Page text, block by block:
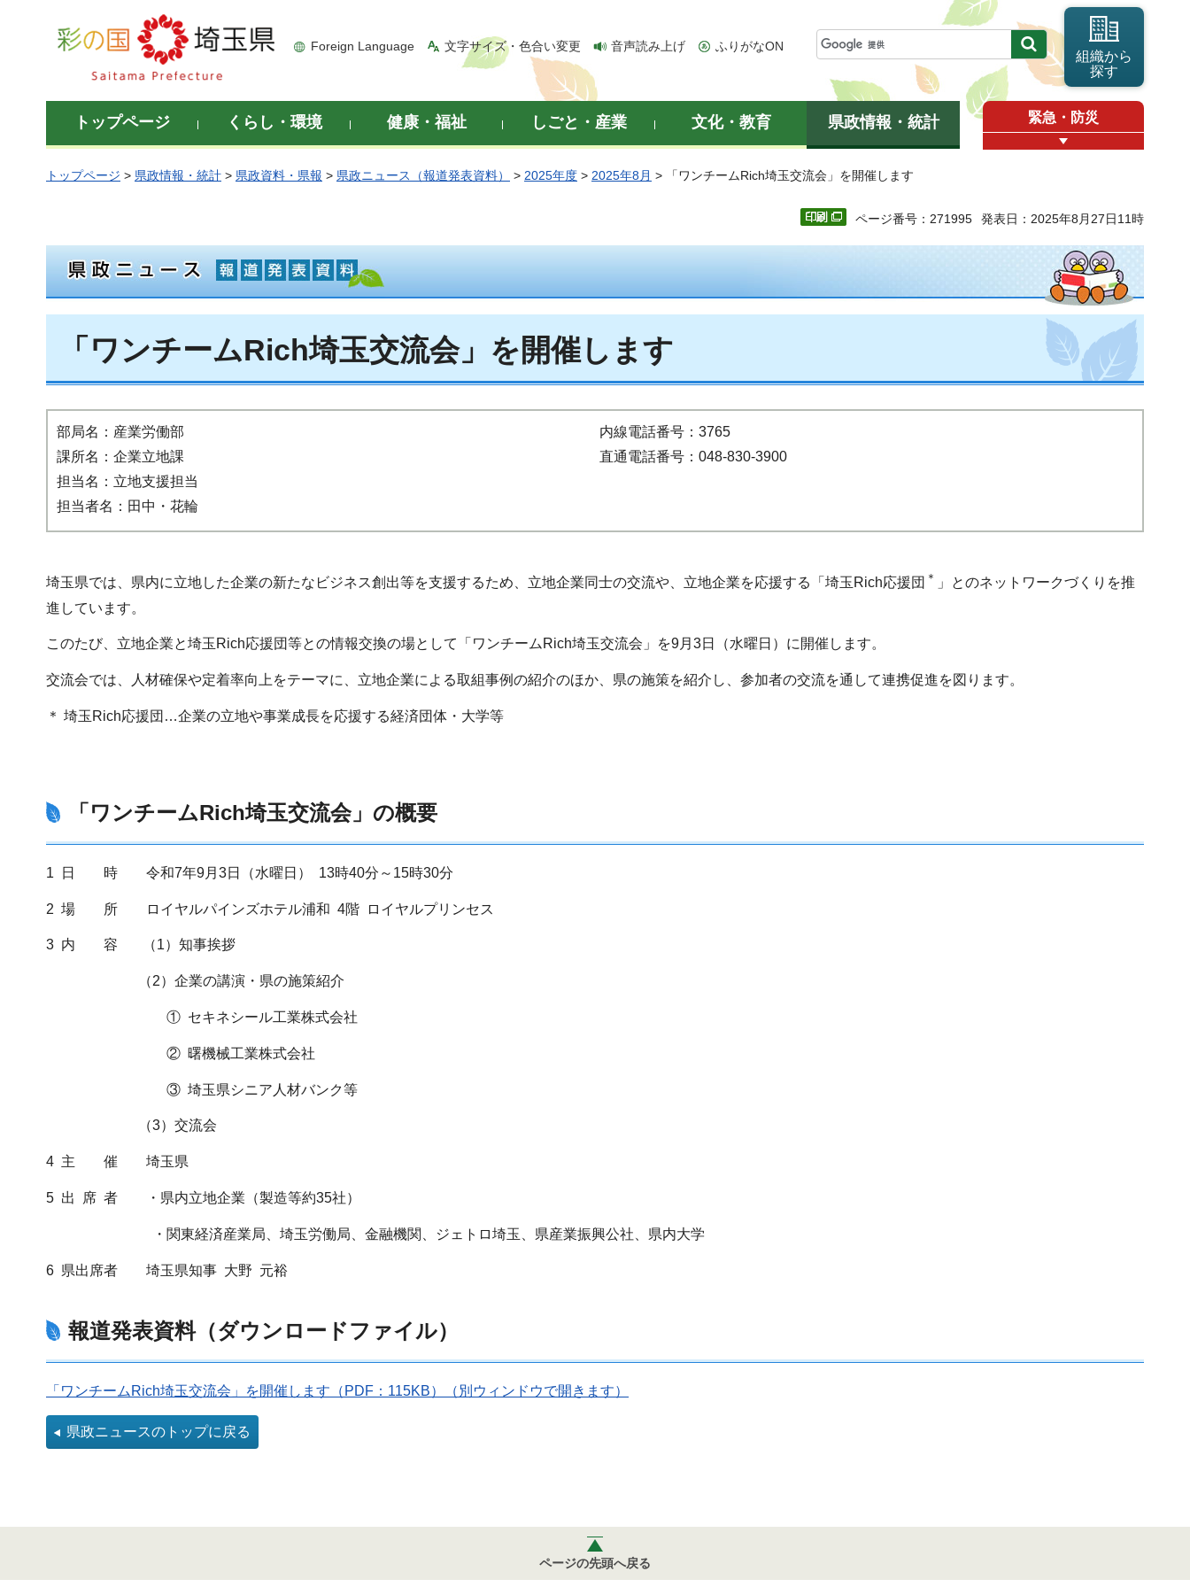
彩の国 埼玉県
Foreign Language 文字サイズ・色合い変更 音声読み上げ ふりがなON
組織から
探す
トップページ くらし・環境 健康・福祉 しごと・産業 文化・教育 県政情報・統計 緊急・防災
トップページ > 県政情報・統計 > 県政資料・県報 > 県政ニュース（報道発表資料） > 2025年度 > 2025年8月 > 「ワンチームRich埼玉交流会」を開催します
ページ番号：271995 発表日：2025年8月27日11時
「ワンチームRich埼玉交流会」を開催します
部局名：産業労働部
課所名：企業立地課
担当名：立地支援担当
担当者名：田中・花輪
内線電話番号：3765
直通電話番号：048-830-3900
埼玉県では、県内に立地した企業の新たなビジネス創出等を支援するため、立地企業同士の交流や、立地企業を応援する「埼玉Rich応援団 ＊ 」とのネットワークづくりを推
進しています。
このたび、立地企業と埼玉Rich応援団等との情報交換の場として「ワンチームRich埼玉交流会」を9月3日（水曜日）に開催します。
交流会では、人材確保や定着率向上をテーマに、立地企業による取組事例の紹介のほか、県の施策を紹介し、参加者の交流を通して連携促進を図ります。
＊ 埼玉Rich応援団…企業の立地や事業成長を応援する経済団体・大学等
「ワンチームRich埼玉交流会」の概要
1 日 時 令和7年9月3日（水曜日） 13時40分～15時30分
2 場 所 ロイヤルパインズホテル浦和 4階 ロイヤルプリンセス
3 内 容 （1）知事挨拶
（2）企業の講演・県の施策紹介
① セキネシール工業株式会社
② 曙機械工業株式会社
③ 埼玉県シニア人材バンク等
（3）交流会
4 主 催 埼玉県
5 出 席 者 ・県内立地企業（製造等約35社）
・関東経済産業局、埼玉労働局、金融機関、ジェトロ埼玉、県産業振興公社、県内大学
6 県出席者 埼玉県知事 大野 元裕
報道発表資料（ダウンロードファイル）
「ワンチームRich埼玉交流会」を開催します（PDF：115KB）（別ウィンドウで開きます）
県政ニュースのトップに戻る
ページの先頭へ戻る